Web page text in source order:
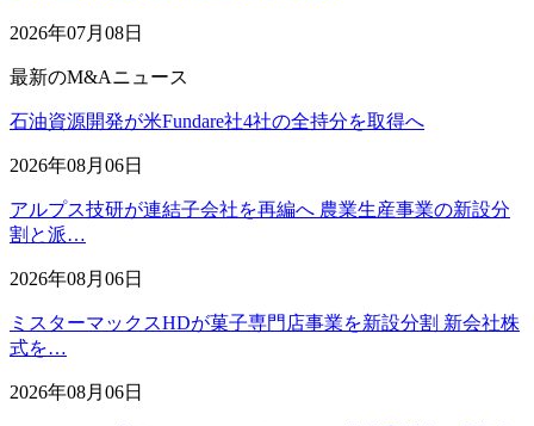
2026年07月08日
最新のM&Aニュース
石油資源開発が米Fundare社4社の全持分を取得へ
2026年08月06日
アルプス技研が連結子会社を再編へ 農業生産事業の新設分
割と派…
2026年08月06日
ミスターマックスHDが菓子専門店事業を新設分割 新会社株
式を…
2026年08月06日